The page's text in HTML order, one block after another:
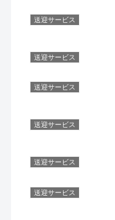
送迎サービス
送迎サービス
送迎サービス
送迎サービス
送迎サービス
送迎サービス